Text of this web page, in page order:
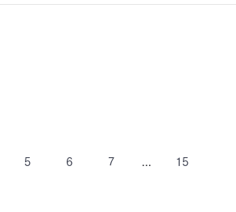
5 6 7 ... 15